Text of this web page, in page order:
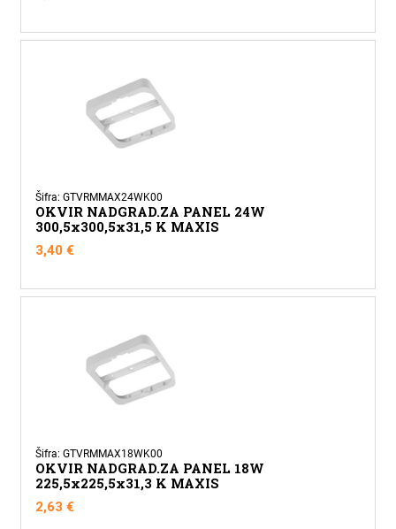
Šifra: GTVRMMAX24WK00
OKVIR NADGRAD.ZA PANEL 24W
300,5x300,5x31,5 K MAXIS
3,40€
Šifra: GTVRMMAX18WK00
OKVIR NADGRAD.ZA PANEL 18W
225,5x225,5x31,3 K MAXIS
2,63€